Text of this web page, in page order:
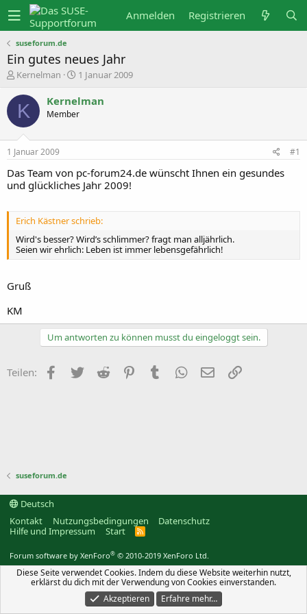
Anmelden Registrieren
suseforum.de
Ein gutes neues Jahr
E
s
t
e
l
r
Kernelman
E
s
t
e
1 Januar 2009
K Kernelman
Member
1 Januar 2009 #1
Das Team von pc-forum24.de wünscht Ihnen ein gesundes
und glückliches Jahr 2009!
Erich Kästner schrieb:
Wird's besser? Wird’s schlimmer? fragt man alljährlich.
Seien wir ehrlich: Leben ist immer lebensgefährlich!
Gruß
KM
Um antworten zu können musst du eingeloggt sein.
Teilen: Facebook
TwitterReddit PinterestTumblr WhatsApp
E-MailLink
suseforum.de
Deutsch
Kontakt
Nutzungsbedingungen
Datenschutz
Hilfe und Impressum
Start
R
Forum software by XenForo® © 2010-2019 XenForo Ltd.
Diese Seite verwendet Cookies. Indem du diese Website weiterhin nutzt,
erklärst du dich mit der Verwendung von Cookies einverstanden.
Akzeptieren
Erfahre mehr…